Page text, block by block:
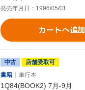
発売年月日：1996/05/01
カートへ追加
中古
店舗受取可
書籍
単行本
1Q84(BOOK2) 7月-9月